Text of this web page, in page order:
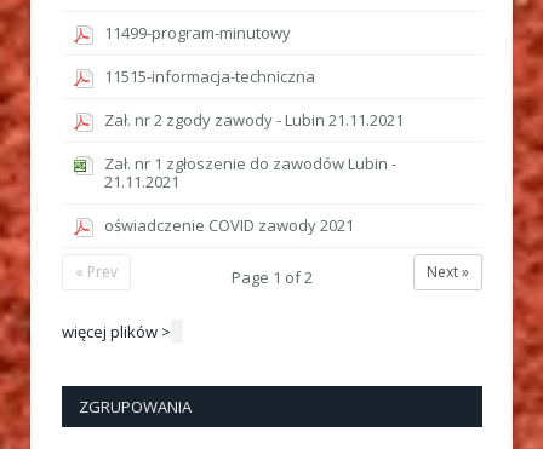
11499-program-minutowy
11515-informacja-techniczna
Zał. nr 2 zgody zawody - Lubin 21.11.2021
Zał. nr 1 zgłoszenie do zawodów Lubin -
21.11.2021
oświadczenie COVID zawody 2021
Next »
Page 1 of2
« Prev
więcej plików >
ZGRUPOWANIA